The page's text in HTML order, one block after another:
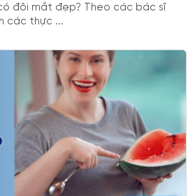
đôi mắt đẹp? Theo các bác sĩ
các thực ...